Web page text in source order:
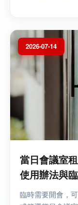
2026-07-14
當日會議室
使用辦法與
臨時需要開會，